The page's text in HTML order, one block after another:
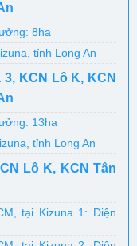
8ha
tỉnh Long An
KCN Lô K, KCN
13ha
tỉnh Long An
Lô K, KCN Tân
tại Kizuna 1: Diện